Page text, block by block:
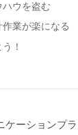
ウを盗む
業が楽になる
！
ーションプ